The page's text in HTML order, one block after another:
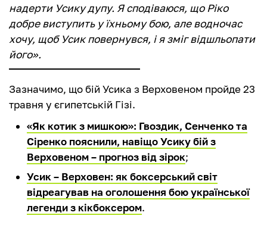
надерти Усику дупу. Я сподіваюся, що Ріко
добре виступить у їхньому бою, але водночас
хочу, щоб Усик повернувся, і я зміг відшльопати
його».
Зазначимо, що бій Усика з Верховеном пройде 23
травня у єгипетській Гізі.
«Як котик з мишкою»: Гвоздик, Сенченко та
Сіренко пояснили, навіщо Усику бій з
Верховеном – прогноз від зірок;
Усик – Верховен: як боксерський світ
відреагував на оголошення бою української
легенди з кікбоксером.